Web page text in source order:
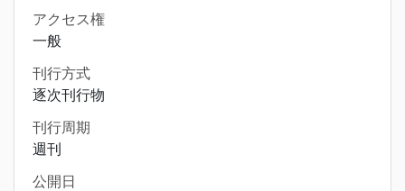
アクセス権
一般
刊行方式
逐次刊行物
刊行周期
週刊
公開日